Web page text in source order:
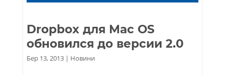
Dropbox для Mac OS
обновился до версии 2.0
Бер 13, 2013| Новини